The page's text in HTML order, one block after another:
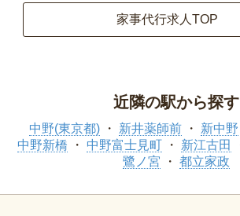
家事代行求人TOP
近隣の駅から探す
中野(東京都) 新井薬師前 新中野
中野新橋
中野富士見町 新江古田
鷺ノ宮
都立家政